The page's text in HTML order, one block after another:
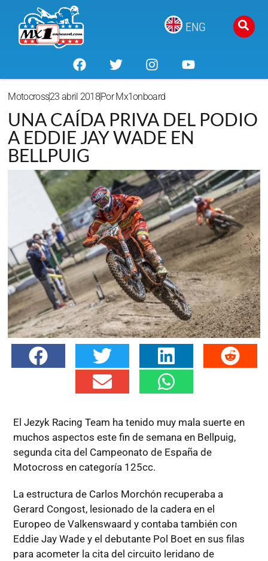
ENG
Motocross23 abril 2018PorMx1onboard
UNA CAÍDA PRIVA DEL PODIO
A EDDIE JAY WADE EN
BELLPUIG
El Jezyk Racing Team ha tenido muy mala suerte en
muchos aspectos este fin de semana en Bellpuig,
segunda cita del Campeonato de España de
Motocross en categoría 125cc.
La estructura de Carlos Morchón recuperaba a
Gerard Congost, lesionado de la cadera en el
Europeo de Valkenswaard y contaba también con
Eddie Jay Wade y el debutante Pol Boet en sus filas
para acometer la cita del circuito leridano de